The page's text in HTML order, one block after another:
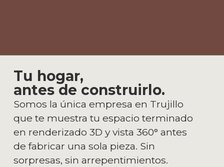
Tu hogar,
antes de construirlo.
Somos la única empresa en Trujillo
que te muestra tu espacio terminado
en renderizado 3D y vista 360° antes
de fabricar una sola pieza. Sin
sorpresas, sin arrepentimientos.